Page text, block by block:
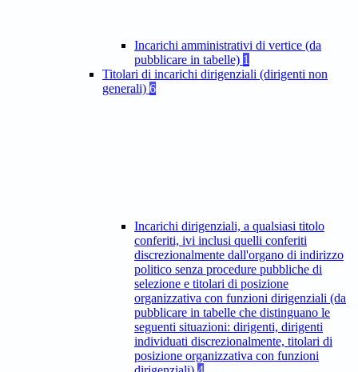
Incarichi amministrativi di vertice (da
pubblicare in tabelle) 1
Titolari di incarichi dirigenziali (dirigenti non
generali) 6
Incarichi dirigenziali, a qualsiasi titolo
conferiti, ivi inclusi quelli conferiti
discrezionalmente dall'organo di indirizzo
politico senza procedure pubbliche di
selezione e titolari di posizione
organizzativa con funzioni dirigenziali (da
pubblicare in tabelle che distinguano le
seguenti situazioni: dirigenti, dirigenti
individuati discrezionalmente, titolari di
posizione organizzativa con funzioni